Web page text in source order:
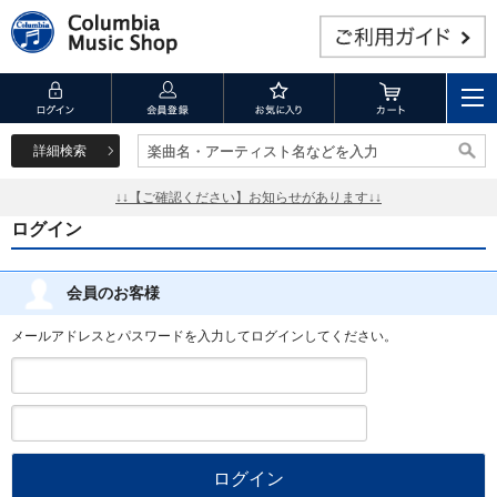
詳細検索 楽曲名・アーティスト名などを入力
楽曲名・アーティスト名などを入力
↓↓【ご確認ください】お知らせがあります↓↓
ログイン
会員のお客様
メールアドレスとパスワードを入力してログインしてください。